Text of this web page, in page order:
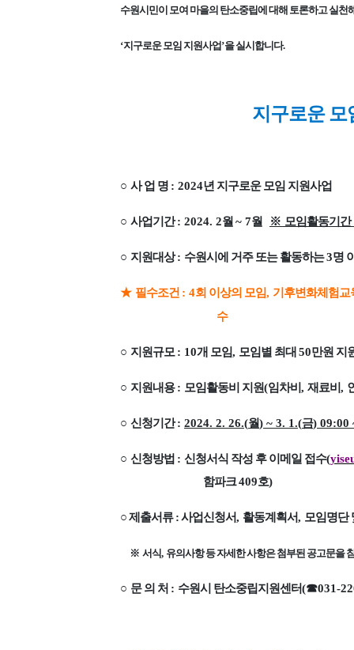
수원시민이 모여 마을의 탄소중립에 대해 토론하고 실
‘지구로운 모임 지원사업’을 실시합니다.
지구로운 모
○ 사 업 명 : 2024년 지구로운 모임 지원사업
○ 사업기간: 2024. 2월 ~ 7월 ※ 모임활동기간
○ 지원대상: 수원시에 거주 또는 활동하는3명
★ 필수조건 : 4회 이상의 모임, 기후변화체험
수
○ 지원규모 : 10개 모임, 모임별 최대 50만원 지
○ 지원내용: 모임활동비 지원(임차비, 재료비,
○ 신청기간: 2024. 2. 26.(월) ~ 3. 1.(금) 09:00
○ 신청방법 : 신청서식 작성 후 이메일 접수(
함파크409호)
○제출서류 :사업신청서, 활동계획서, 모임명단
※ 서식, 유의사항 등 자세한 사항은 첨부된 공고문을
○ 문 의 처 : 수원시 탄소중립지원센터(☎031-